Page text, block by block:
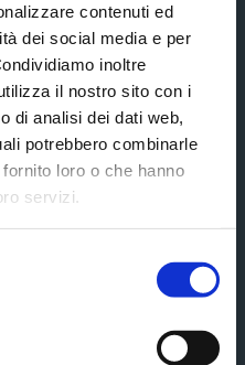
contenuti ed
dei social media e per
inoltre
il nostro sito con i
di analisi dei dati web,
potrebbero combinarle
loro o che hanno
servizi.
of the extended